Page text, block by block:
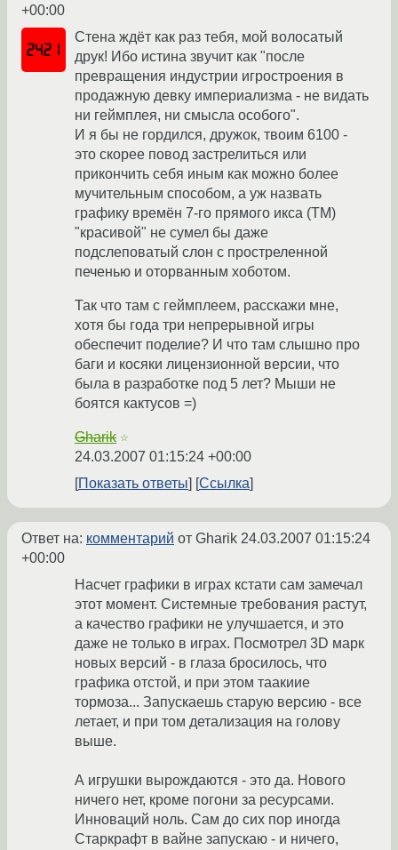
+00:00
Стена ждёт как раз тебя, мой волосатый
друк! Ибо истина звучит как "после
превращения индустрии игростроения в
продажную девку империализма - не видать
ни геймплея, ни смысла особого".
И я бы не гордился, дружок, твоим 6100 -
это скорее повод застрелиться или
прикончить себя иным как можно более
мучительным способом, а уж назвать
графику времён 7-го прямого икса (ТМ)
"красивой" не сумел бы даже
подслеповатый слон с простреленной
печенью и оторванным хоботом.
Так что там с геймплеем, расскажи мне,
хотя бы года три непрерывной игры
обеспечит поделие? И что там слышно про
баги и косяки лицензионной версии, что
была в разработке под 5 лет? Мыши не
боятся кактусов =)
Gharik ☆
24.03.2007 01:15:24 +00:00
Показать ответы
Ссылка
Ответ на: комментарий от Gharik 24.03.2007 01:15:24
+00:00
Насчет графики в играх кстати сам замечал
этот момент. Системные требования растут,
а качество графики не улучшается, и это
даже не только в играх. Посмотрел 3D марк
новых версий - в глаза бросилось, что
графика отстой, и при этом таакиие
тормоза... Запускаешь старую версию - все
летает, и при том детализация на голову
выше.
А игрушки вырождаются - это да. Нового
ничего нет, кроме погони за ресурсами.
Инноваций ноль. Сам до сих пор иногда
Старкрафт в вайне запускаю - и ничего,